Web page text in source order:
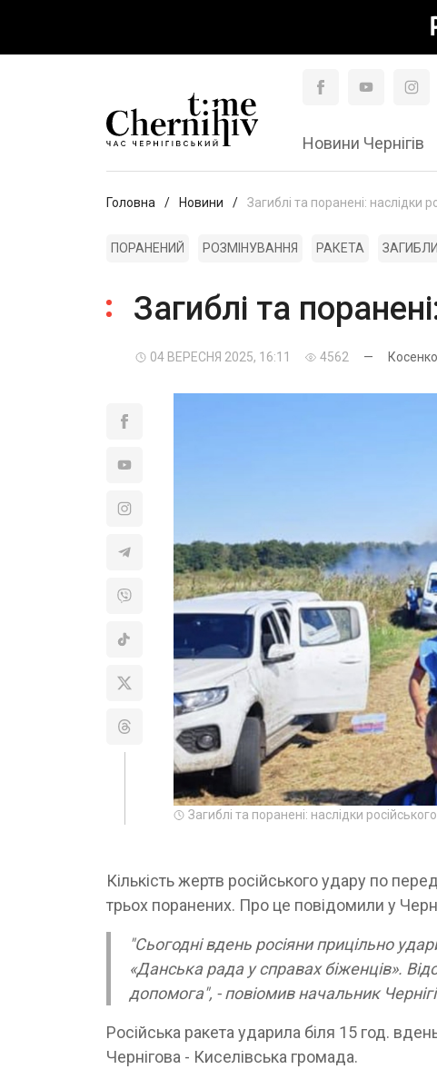
Новини Чернігів
Головна Новини Загиблі та поранені: наслідки
ПОРАНЕНИЙ РОЗМІНУВАННЯ РАКЕТА
Загиблі та
04 ВЕРЕСНЯ 2025, 16:11 4562 —
Загиблі та поранені: наслідки
Кількість жертв російського удару по
трьох поранених. Про це повідомили у
"Сьогодні вдень росіяни прицільно
«Данська рада у справах біженців».
допомога", - повіомив начальник
Російська ракета ударила біля 15 год.
Чернігова - Киселівська громада.